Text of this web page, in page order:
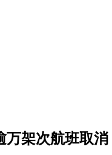
万架次航班取消